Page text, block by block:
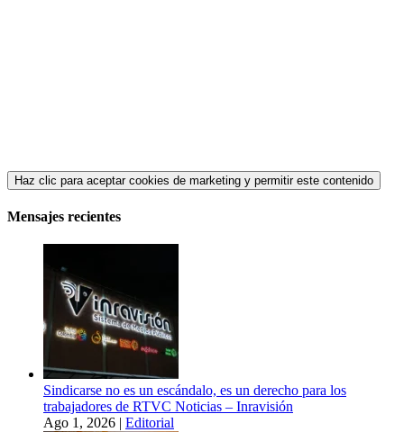
Haz clic para aceptar cookies de marketing y permitir este contenido
Mensajes recientes
Sindicarse no es un escándalo, es un derecho para los
trabajadores de RTVC Noticias – Inravisión
Ago 1, 2026 | Editorial